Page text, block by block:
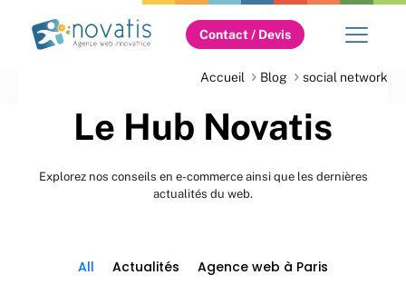
Contact / Devis
Accueil Blog social network
Le Hub Novatis
Explorez nos conseils en e-commerce ainsi que les dernières
actualités du web.
All Actualités Agence web à Paris